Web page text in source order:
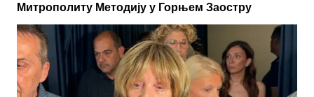
Митрополиту Методију у Горњем Заостру